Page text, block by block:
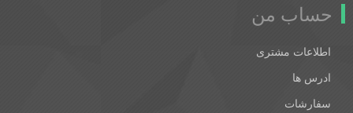
حساب من
اطلاعات مشتری
ادرس ها
سفارشات